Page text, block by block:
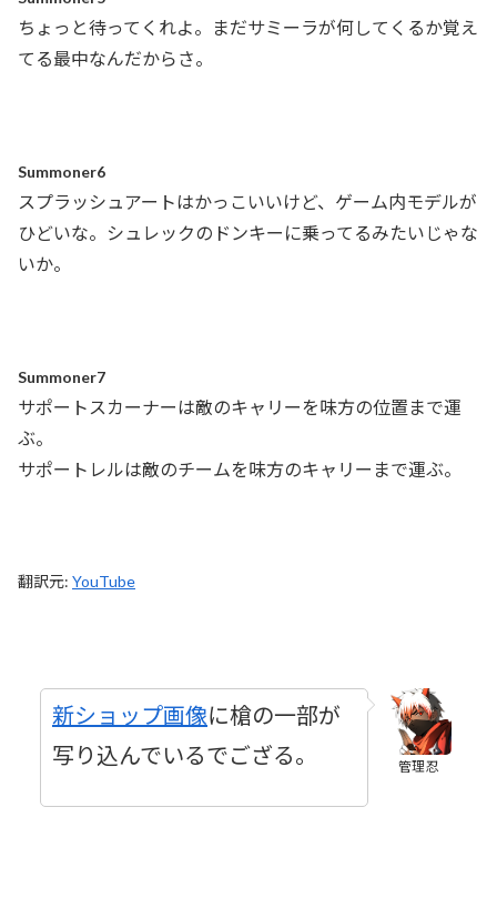
ちょっと待ってくれよ。まだサミーラが何してくるか覚え
てる最中なんだからさ。
Summoner6
スプラッシュアートはかっこいいけど、ゲーム内モデルが
ひどいな。シュレックのドンキーに乗ってるみたいじゃな
いか。
Summoner7
サポートスカーナーは敵のキャリーを味方の位置まで運
ぶ。
サポートレルは敵のチームを味方のキャリーまで運ぶ。
翻訳元: YouTube
管理忍
新ショップ画像に槍の一部が
写り込んでいるでござる。